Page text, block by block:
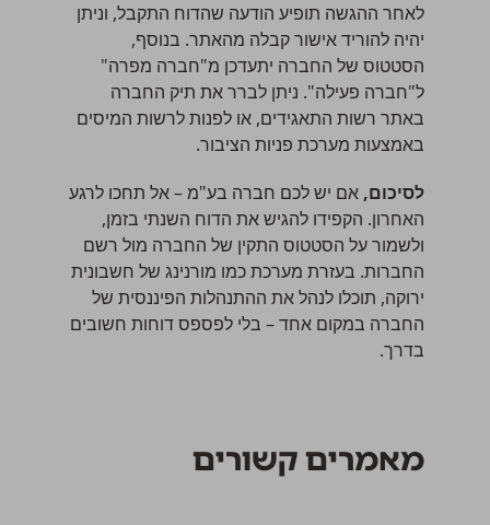
לאחר ההגשה תופיע הודעה שהדוח התקבל, וניתן
יהיה להוריד אישור קבלה מהאתר. בנוסף,
הסטטוס של החברה יתעדכן מ"חברה מפרה"
ל"חברה פעילה". ניתן לברר את תיק החברה
באתר רשות התאגידים, או לפנות לרשות המיסים
באמצעות מערכת פניות הציבור.
לסיכום,אם יש לכם חברה בע"מ – אל תחכו לרגע
האחרון. הקפידו להגיש את הדוח השנתי בזמן,
ולשמור על הסטטוס התקין של החברה מול רשם
החברות. בעזרת מערכת כמו מורנינג של חשבונית
ירוקה, תוכלו לנהל את ההתנהלות הפיננסית של
החברה במקום אחד – בלי לפספס דוחות חשובים
בדרך.
מאמרים קשורים